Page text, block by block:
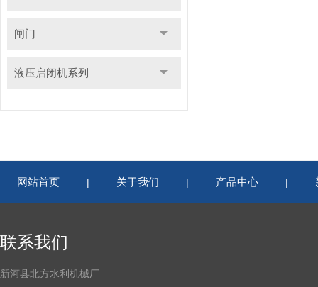
闸门
液压启闭机系列
网站首页 | 关于我们 | 产品中心 |
联系我们
新河县北方水利机械厂